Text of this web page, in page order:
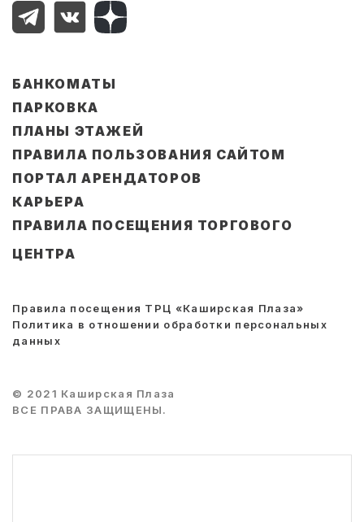
БАНКОМАТЫ
ПАРКОВКА
ПЛАНЫ ЭТАЖЕЙ
ПРАВИЛА ПОЛЬЗОВАНИЯ САЙТОМ
ПОРТАЛ АРЕНДАТОРОВ
КАРЬЕРА
ПРАВИЛА ПОСЕЩЕНИЯ ТОРГОВОГО
ЦЕНТРА
Правила посещения ТРЦ «Каширская Плаза»
Политика в отношении обработки персональных
данных
© 2021 Каширская Плаза
ВСЕ ПРАВА ЗАЩИЩЕНЫ.